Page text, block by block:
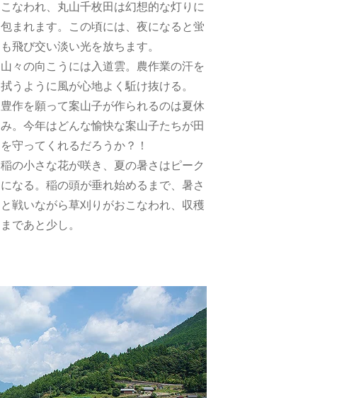
こなわれ、丸山千枚田は幻想的な灯りに
包まれます。この頃には、夜になると蛍
も飛び交い淡い光を放ちます。
山々の向こうには入道雲。農作業の汗を
拭うように風が心地よく駈け抜ける。
豊作を願って案山子が作られるのは夏休
み。今年はどんな愉快な案山子たちが田
を守ってくれるだろうか？！
​稲の小さな花が咲き、夏の暑さはピーク
になる。稲の頭が垂れ始めるまで、暑さ
と戦いながら草刈りがおこなわれ、収穫
まであと少し。